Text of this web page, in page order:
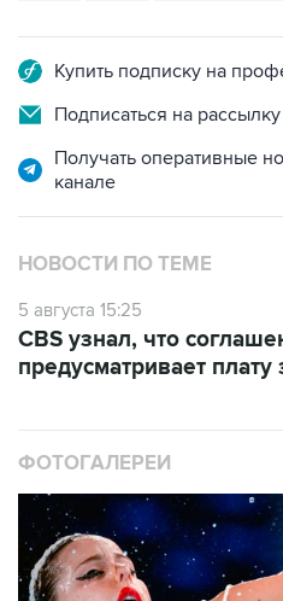
Подписаться на рассылку
Получать оперативные
НОВОСТИ ПО ТЕМЕ
5 августа 15:25
предусматривает плату